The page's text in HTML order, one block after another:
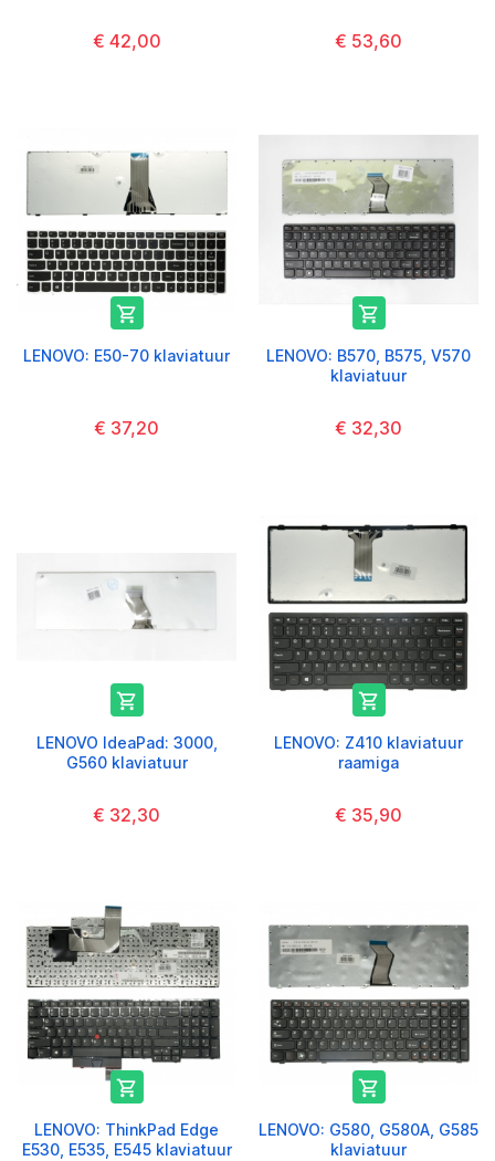
€ 42,00 € 53,60

LENOVO: E50-70 klaviatuur
€ 37,20

LENOVO: B570, B575, V570
klaviatuur
€ 32,30

LENOVO IdeaPad: 3000,
G560 klaviatuur
€ 32,30

LENOVO: Z410 klaviatuur
raamiga
€ 35,90

LENOVO: ThinkPad Edge
E530, E535, E545 klaviatuur

LENOVO: G580, G580A, G585
klaviatuur